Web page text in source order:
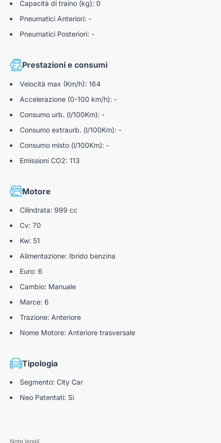
Capacità di traino (kg): 0
Pneumatici Anteriori: -
Pneumatici Posteriori: -
Prestazioni e consumi
Velocità max (Km/h): 164
Accelerazione (0-100 km/h): -
Consumo urb. (l/100Km): -
Consumo extraurb. (l/100Km): -
Consumo misto (l/100Km): -
Emissioni CO2: 113
Motore
Cilindrata: 999 cc
Cv: 70
Kw: 51
Alimentazione: Ibrido benzina
Euro: 6
Cambio: Manuale
Marce: 6
Trazione: Anteriore
Nome Motore: Anteriore trasversale
Tipologia
Segmento: City Car
Neo Patentati: Si
Note legali